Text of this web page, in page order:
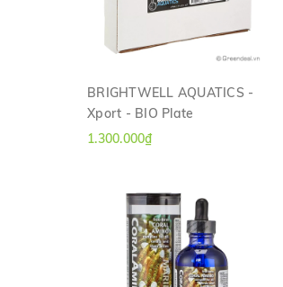
XEM NHANH
BRIGHTWELL AQUATICS -
Xport - BIO Plate
1.300.000₫